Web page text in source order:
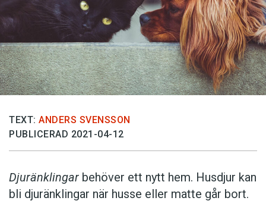
TEXT: ANDERS SVENSSON
PUBLICERAD 2021-04-12
Djuränklingar behöver ett nytt hem. Husdjur kan
bli djuränklingar när husse eller matte går bort.